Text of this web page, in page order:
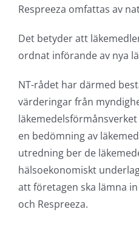
Respreeza omfattas av
Det betyder att
ordnat införande av nya
NT-rådet har därmed
värderingar från
en bedömning av
utredning ber de
hälsoekonomiskt
att företagen ska lämna
och Respreeza.